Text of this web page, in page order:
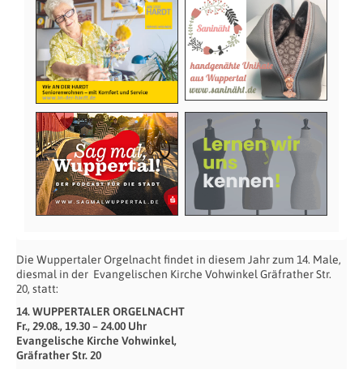
Die Wuppertaler Orgelnacht findet in diesem Jahr zum 14. Male,
diesmal in der Evangelischen Kirche Vohwinkel Gräfrather Str.
20, statt:
14. WUPPERTALER ORGELNACHT
Fr., 29.08., 19.30 – 24.00 Uhr
Evangelische Kirche Vohwinkel,
Gräfrather Str. 20